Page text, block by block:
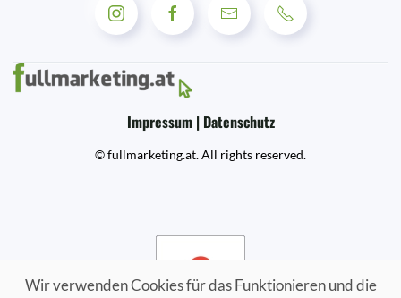
Impressum | Datenschutz
© fullmarketing.at. All rights reserved.
Wir verwenden Cookies für das Funktionieren und die